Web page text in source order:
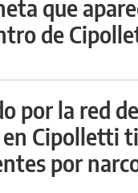
que
de
por la red de
Cipolletti
por